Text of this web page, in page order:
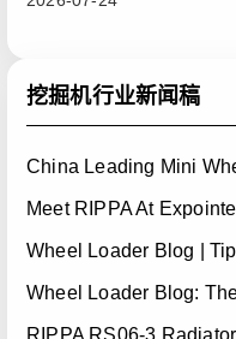
挖掘机行业新闻稿